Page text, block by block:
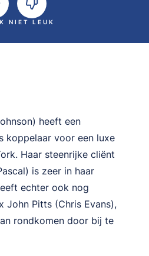
NIET LEUK
heeft een
koppelaar voor een luxe
Haar steenrijke cliënt
is zeer in haar
echter ook nog
John Pitts (Chris Evans),
rondkomen door bij te